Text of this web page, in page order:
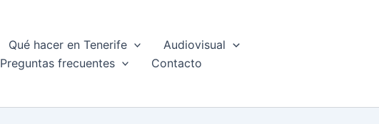
Qué hacer en Tenerife
Audiovisual
Preguntas frecuentes Contacto